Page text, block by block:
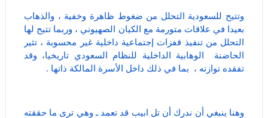
وتتيح للسعودية التحلل من ضغوط ظاهرة وخفية ، والذهاب
بعيدا في علاقات متورمة مع الكيان الصهيوني ، وربما تتيح لها
التحلل من تنفيذ قفزات إجتماعية داخلية غير محسوبة ، تثير
الحاضنة الوهابية الداخلية للنظام السعودي تاريخيا، وقد
تفقده توازنه ، بما في ذلك داخل الأسرة المالكة ذاتها .
وهنا ينبغي أن ندرك أن تل ابيب قد تعمد ـ وهي ترى ما حققته